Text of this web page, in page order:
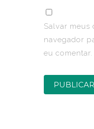
Salvar meus
navegador
eu comentar.